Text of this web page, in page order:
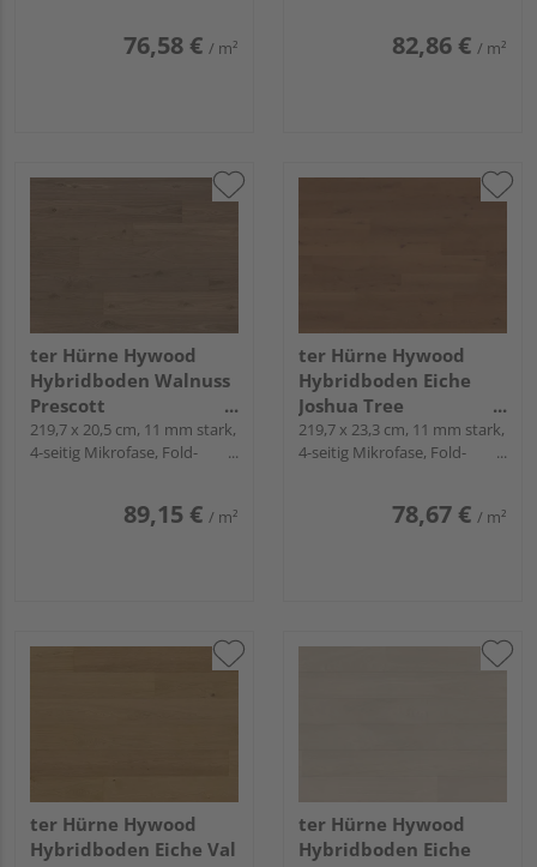
76,58 € / m² 82,86 € / m²
ter Hürne Hywood
Hybridboden Walnuss
Prescott
Landhausdiele lackiert
extramatt lebhaft -
219,7 x 20,5 cm, 11 mm stark,
4-seitig Mikrofase, Fold-
89,15 € / m²
ter Hürne Hywood
Hybridboden Eiche
Joshua Tree
Landhausdiele lackiert
extramatt natürlich -
219,7 x 23,3 cm, 11 mm stark,
4-seitig Mikrofase, Fold-
78,67 € / m²
ter Hürne Hywood
Hybridboden Eiche Val
ter Hürne Hywood
Hybridboden Eiche